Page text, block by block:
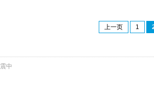
上一页 1
震中